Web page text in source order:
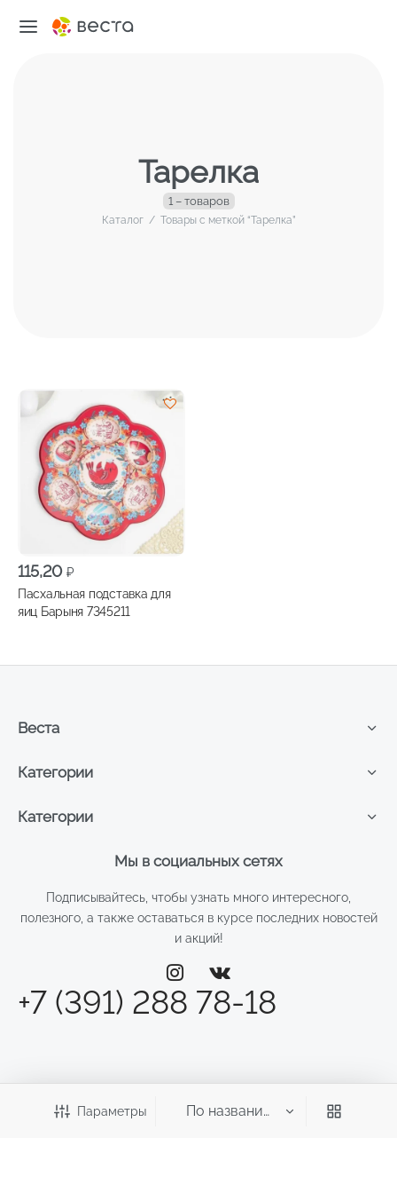
Тарелка
1 – товаров
Каталог / Товары с меткой “Тарелка”
Параметры
115,20 ₽
Пасхальная подставка для
яиц Барыня 7345211
Мы в социальных сетях
Подписывайтесь, чтобы узнать много интересного,
полезного, а также оставаться в курсе последних новостей
и акций!
+7 (391) 288 78-18
Категории
Категории
Веста